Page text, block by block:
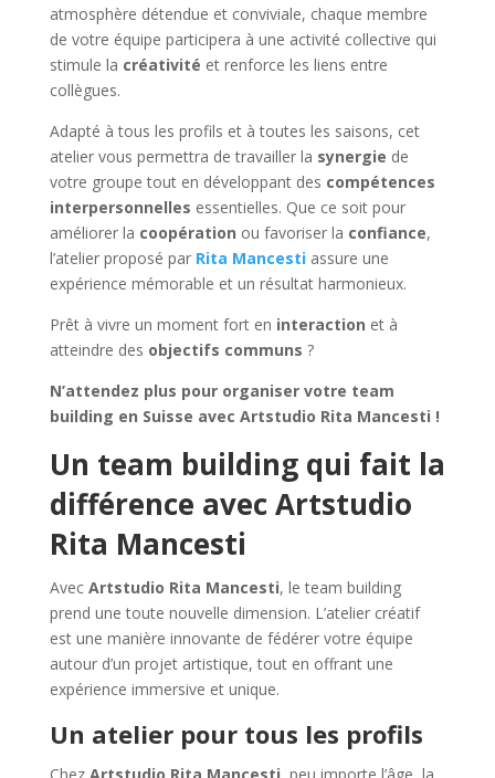
atmosphère détendue et conviviale, chaque membre
de votre équipe participera à une activité collective qui
stimule la créativité et renforce les liens entre
collègues.
Adapté à tous les profils et à toutes les saisons, cet
atelier vous permettra de travailler la synergie de
votre groupe tout en développant des compétences
interpersonnelles essentielles. Que ce soit pour
améliorer la coopération ou favoriser la confiance,
l’atelier proposé par Rita Mancestiassure une
expérience mémorable et un résultat harmonieux.
Prêt à vivre un moment fort en interaction et à
atteindre des objectifs communs ?
N’attendez plus pour organiser votre team
building en Suisse avec Artstudio Rita Mancesti !
Un team building qui fait la
différence avec Artstudio
Rita Mancesti
Avec Artstudio Rita Mancesti, le team building
prend une toute nouvelle dimension. L’atelier créatif
est une manière innovante de fédérer votre équipe
autour d’un projet artistique, tout en offrant une
expérience immersive et unique.
Un atelier pour tous les profils